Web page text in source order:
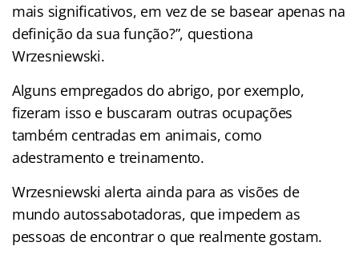
mais significativos, em vez de se basear apenas na
definição da sua função?”, questiona
Wrzesniewski.
Alguns empregados do abrigo, por exemplo,
fizeram isso e buscaram outras ocupações
também centradas em animais, como
adestramento e treinamento.
Wrzesniewski alerta ainda para as visões de
mundo autossabotadoras, que impedem as
pessoas de encontrar o que realmente gostam.